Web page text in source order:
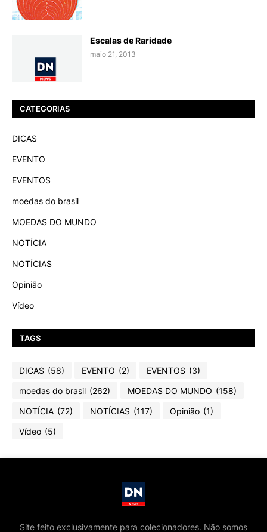
Escalas de Raridade
maio 21, 2013
CATEGORIAS
DICAS
EVENTO
EVENTOS
moedas do brasil
MOEDAS DO MUNDO
NOTÍCIA
NOTÍCIAS
Opinião
Vídeo
TAGS
DICAS (58) EVENTO (2) EVENTOS (3)
moedas do brasil (262) MOEDAS DO MUNDO (158)
NOTÍCIA (72) NOTÍCIAS (117) Opinião (1)
Vídeo (5)
Site feito exclusivamente para colecionadores. Não somos